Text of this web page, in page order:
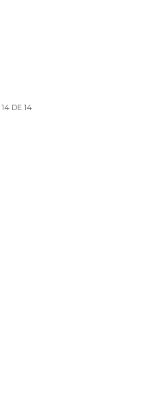
14DE 14